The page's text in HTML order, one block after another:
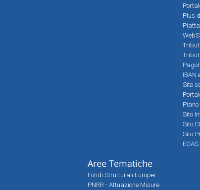
Plus
IBAN
Sito
Sito
Sito
Sito
Aree Tematiche
Fondi Strutturali Europei
PNRR - Attuazione Misure